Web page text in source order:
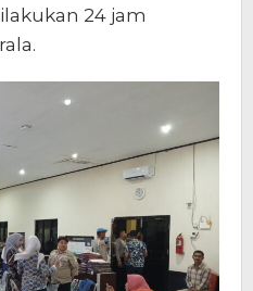
24 jam